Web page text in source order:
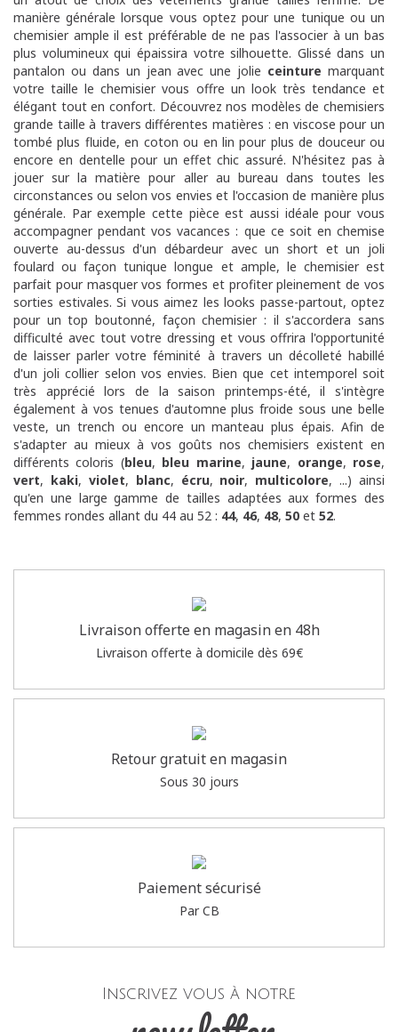
manière générale lorsque vous optez pour une tunique ou un
chemisier ample il est préférable de ne pas l'associer à un bas
plus volumineux qui épaissira votre silhouette. Glissé dans un
pantalon ou dans un jean avec une jolie ceinture marquant
votre taille le chemisier vous offre un look très tendance et
élégant tout en confort. Découvrez nos modèles de chemisiers
grande taille à travers différentes matières : en viscose pour un
tombé plus fluide, en coton ou en lin pour plus de douceur ou
encore en dentelle pour un effet chic assuré. N'hésitez pas à
jouer sur la matière pour aller au bureau dans toutes les
circonstances ou selon vos envies et l'occasion de manière plus
générale. Par exemple cette pièce est aussi idéale pour vous
accompagner pendant vos vacances : que ce soit en chemise
ouverte au-dessus d'un débardeur avec un short et un joli
foulard ou façon tunique longue et ample, le chemisier est
parfait pour masquer vos formes et profiter pleinement de vos
sorties estivales. Si vous aimez les looks passe-partout, optez
pour un top boutonné, façon chemisier : il s'accordera sans
difficulté avec tout votre dressing et vous offrira l'opportunité
de laisser parler votre féminité à travers un décolleté habillé
d'un joli collier selon vos envies. Bien que cet intemporel soit
très apprécié lors de la saison printemps-été, il s'intègre
également à vos tenues d'automne plus froide sous une belle
veste, un trench ou encore un manteau plus épais.Afin de
s'adapter au mieux à vos goûts nos chemisiers existent en
différents coloris (bleu, bleu marine, jaune, orange, rose,
vert, kaki, violet, blanc, écru, noir, multicolore, ...) ainsi
qu'en une large gamme de tailles adaptées aux formes des
femmes rondes allant du 44 au 52 : 44, 46, 48, 50 et 52.
Livraison offerte en magasin en 48h
Livraison offerte à domicile dès 69€
Retour gratuit en magasin
Sous 30 jours
Paiement sécurisé
Par CB
Inscrivez vous à notre